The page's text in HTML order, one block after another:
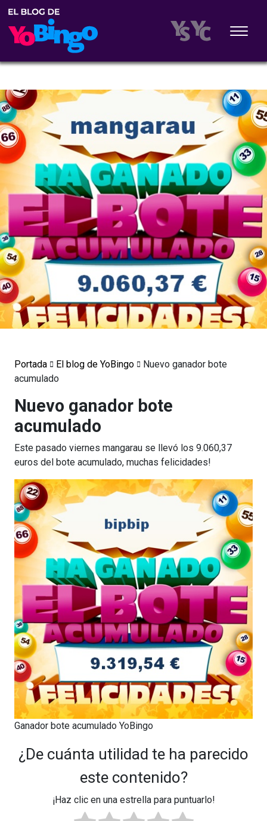
Portada El blog de YoBingo
Nuevo ganador bote
acumulado
Nuevo ganador bote
acumulado
Este pasado viernes mangarau se llevó los 9.060,37
euros del bote acumulado, muchas felicidades!
Ganador bote acumulado YoBingo
¿De cuánta utilidad te ha parecido
este contenido?
¡Haz clic en una estrella para puntuarlo!